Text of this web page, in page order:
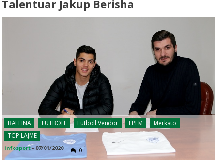
Talentuar Jakup Berisha
BALLINA FUTBOLL Futboll Vendor LPFM
Merkato
TOP LAJME
infosport - 07/01/2020 0